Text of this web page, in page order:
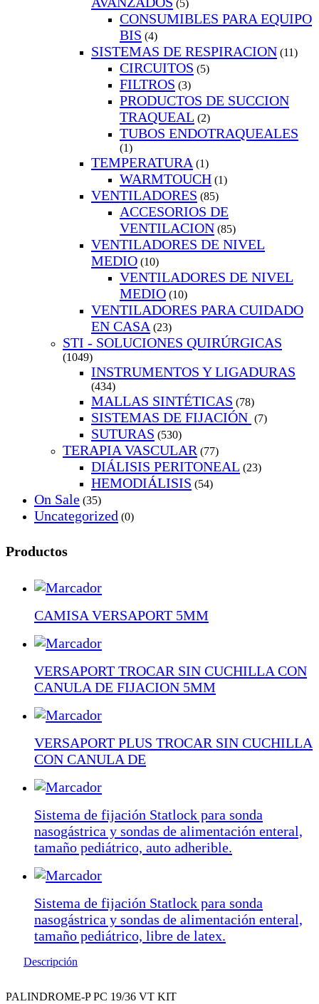
(5)
CONSUMIBLES PARA EQUIPO
BIS (4)
SISTEMAS DE RESPIRACION (11)
CIRCUITOS (5)
FILTROS (3)
PRODUCTOS DE SUCCION
TRAQUEAL (2)
TUBOS ENDOTRAQUEALES
(1)
TEMPERATURA (1)
WARMTOUCH (1)
VENTILADORES (85)
ACCESORIOS DE
VENTILACION (85)
VENTILADORES DE NIVEL
MEDIO (10)
VENTILADORES DE NIVEL
MEDIO (10)
VENTILADORES PARA CUIDADO
EN CASA (23)
STI - SOLUCIONES QUIRÚRGICAS
(1049)
INSTRUMENTOS Y LIGADURAS
(434)
MALLAS SINTÉTICAS (78)
SISTEMAS DE FIJACIÓN (7)
SUTURAS (530)
TERAPIA VASCULAR (77)
DIÁLISIS PERITONEAL (23)
HEMODIÁLISIS (54)
On Sale (35)
Uncategorized (0)
Productos
CAMISA VERSAPORT 5MM
VERSAPORT TROCAR SIN CUCHILLA CON
CANULA DE FIJACION 5MM
VERSAPORT PLUS TROCAR SIN CUCHILLA
CON CANULA DE
Sistema de fijación Statlock para sonda
nasogástrica y sondas de alimentación enteral,
tamaño pediátrico, auto adherible.
Sistema de fijación Statlock para sonda
nasogástrica y sondas de alimentación enteral,
tamaño pediátrico, libre de latex.
Descripción
PALINDROME-P PC 19/36 VT KIT